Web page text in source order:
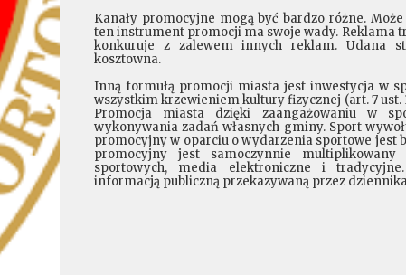
Kanały promocyjne mogą być bardzo różne.
ten instrument promocji ma swoje wady. Reklama
konkuruje z zalewem innych reklam. Udana
kosztowna.
Inną formułą promocji miasta jest inwestycja w
wszystkim krzewieniem kultury fizycznej (art. 7
Promocja miasta dzięki zaangażowaniu w
wykonywania zadań własnych gminy. Sport
promocyjny w oparciu o wydarzenia sportowe jest
promocyjny jest samoczynnie
sportowych, media elektroniczne i
informacją publiczną przekazywaną przez